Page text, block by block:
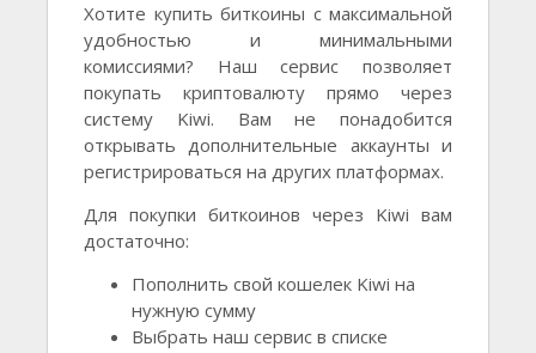
Хотите купить биткоины с максимальной
удобностью и минимальными
комиссиями? Наш сервис позволяет
покупать криптовалюту прямо через
систему Kiwi. Вам не понадобится
открывать дополнительные аккаунты и
регистрироваться на других платформах.
Для покупки биткоинов через Kiwi вам
достаточно:
Пополнить свой кошелек Kiwi на
нужную сумму
Выбрать наш сервис в списке